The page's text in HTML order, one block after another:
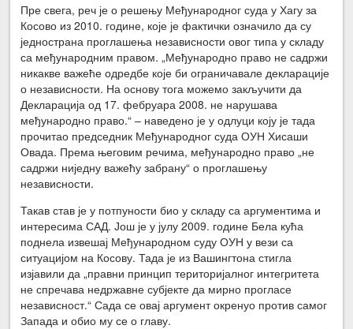
Пре свега, реч је о решењу Међународног суда у Хагу за
Косово из 2010. године, које је фактички означило да су
једнострана проглашења независности овог типа у складу
са међународним правом. „Међународно право не садржи
никакве важеће одредбе које би ограничавале декларације
о независности. На основу тога можемо закључити да
Декларација од 17. фебруара 2008. не нарушава
међународно право.“ – наведено је у одлуци коју је тада
прочитао председник Међународног суда ОУН Хисаши
Овада. Према његовим речима, међународно право „не
садржи ниједну важећу забрану“ о проглашењу
независности.
Такав став је у потпуности био у складу са аргументима и
интересима САД. Још је у јулу 2009. године Бела кућа
поднела извешај Међународном суду ОУН у вези са
ситуацијом на Косову. Тада је из Вашингтона стигла
изјавили да „правни принцип територијалног интегритета
не спречава недржавне субјекте да мирно прогласе
независност.“ Сада се овај аргумент окренуо против самог
Запада и обио му се о главу.